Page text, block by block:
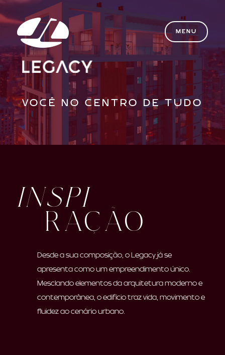
MENU
VOCÊ NO CENTRO DE TUDO
INSPI
RAÇÃO
Desde a sua composição, o Legacy já se
apresenta como um empreendimento único.
Mesclando elementos da arquitetura moderno e
contemporânea, o edifício traz vida, movimento e
fluidez ao cenário urbano.